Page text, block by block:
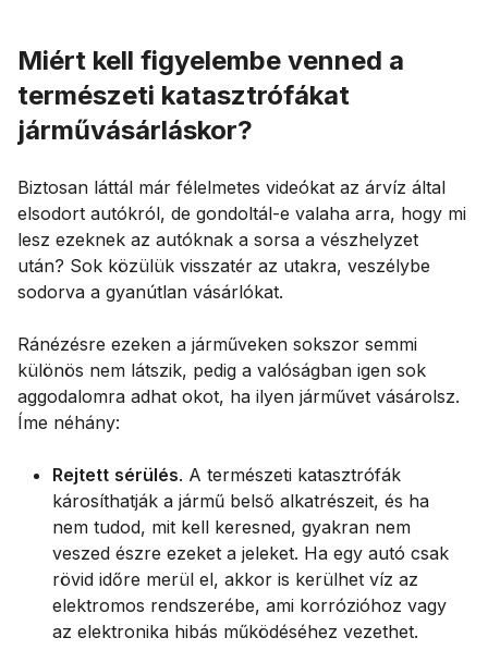
Miért kell figyelembe venned a
természeti katasztrófákat
járművásárláskor?
Biztosan láttál már félelmetes videókat az árvíz által
elsodort autókról, de gondoltál-e valaha arra, hogy mi
lesz ezeknek az autóknak a sorsa a vészhelyzet
után? Sok közülük visszatér az utakra, veszélybe
sodorva a gyanútlan vásárlókat.
Ránézésre ezeken a járműveken sokszor semmi
különös nem látszik, pedig a valóságban igen sok
aggodalomra adhat okot, ha ilyen járművet vásárolsz.
Íme néhány:
Rejtett sérülés. A természeti katasztrófák
károsíthatják a jármű belső alkatrészeit, és ha
nem tudod, mit kell keresned, gyakran nem
veszed észre ezeket a jeleket. Ha egy autó csak
rövid időre merül el, akkor is kerülhet víz az
elektromos rendszerébe, ami korrózióhoz vagy
az elektronika hibás működéséhez vezethet.